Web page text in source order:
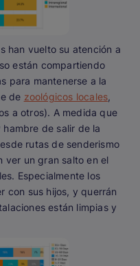
han vuelto su atención a
están compartiendo
para mantenerse a la
de zoológicos locales,
a otros). A medida que
de salir de la
rutas de senderismo
ver un gran salto en el
Especialmente los
con sus hijos, y querrán
están limpias y